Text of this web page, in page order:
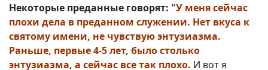
Некоторые преданные говорят: "У меня сейчас
плохи дела в преданном служении. Нет вкуса к
святому имени, не чувствую энтузиазма.
Раньше, первые 4-5 лет, было столько
энтузиазма, а сейчас все так плохо. И вот я